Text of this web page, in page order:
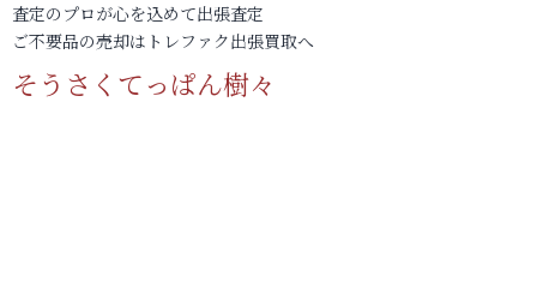
査定のプロが心を込めて出張査定
ご不要品の売却はトレファク出張買取へ
そうさくてっぱん樹々